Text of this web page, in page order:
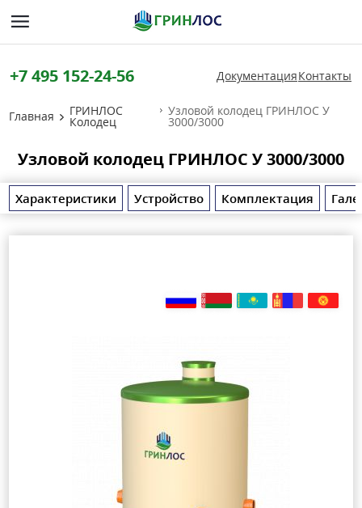
+7 495 152-24-56 ДокументацияКонтакты
Главная ГРИНЛОС
Колодец
Узловой колодец ГРИНЛОС У
3000/3000
Узловой колодец ГРИНЛОС У 3000/3000
Характеристики Устройство Комплектация